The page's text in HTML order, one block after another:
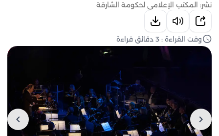
نشر: المكتب الإعلامي لحكومة الشارقة
وقت القراءة : 3 دقائق قراءة